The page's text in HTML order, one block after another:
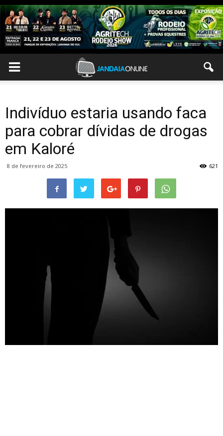
Indivíduo estaria usando faca
para cobrar dívidas de drogas
em Kaloré
8 de fevereiro de 2025 621